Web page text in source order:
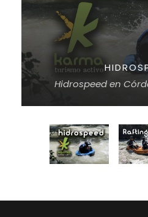
Hidrospeed en